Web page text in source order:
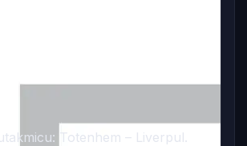
Totenhem – Liverpul.